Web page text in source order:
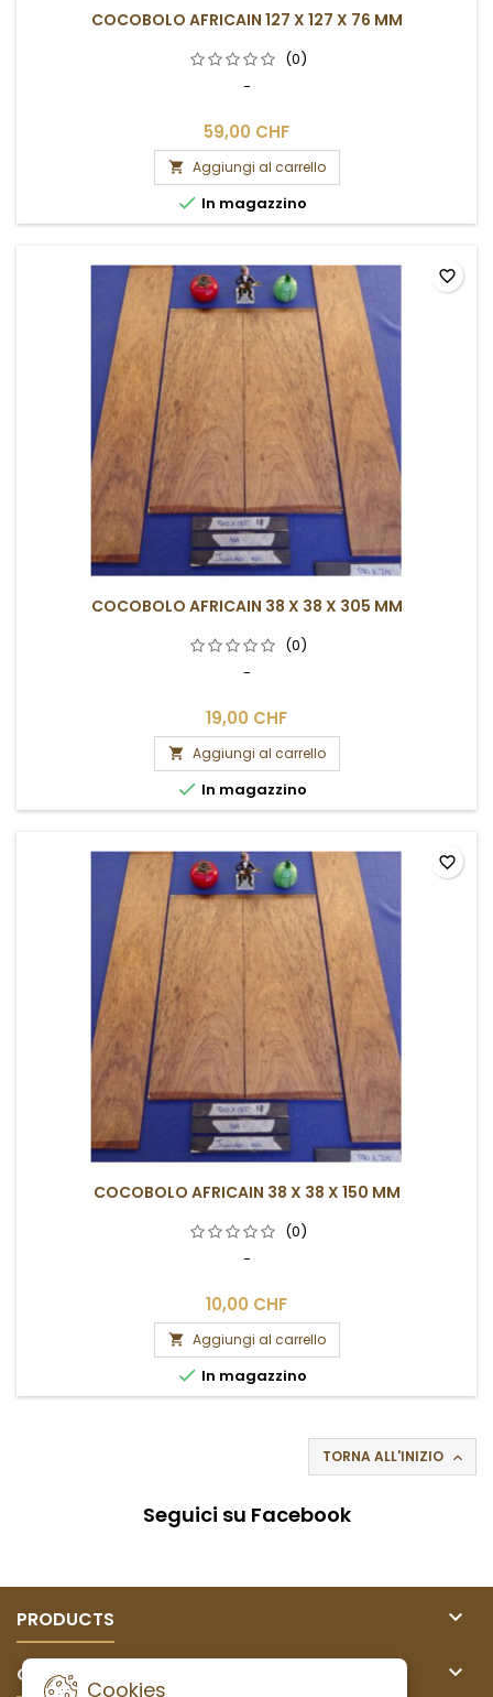
COCOBOLO AFRICAIN 127 X 127 X 76 MM
(0)
-
59,00 CHF
 Aggiungi al carrello
 In magazzino
COCOBOLO AFRICAIN 38 X 38 X 305 MM
(0)
-
19,00 CHF
 Aggiungi al carrello
 In magazzino
favorite_border
COCOBOLO AFRICAIN 38 X 38 X 150 MM
(0)
-
10,00 CHF
 Aggiungi al carrello
 In magazzino
favorite_border
TORNA ALL'INIZIO 
Seguici su Facebook
PRODUCTS 
OUR COMPANY 
Cookies